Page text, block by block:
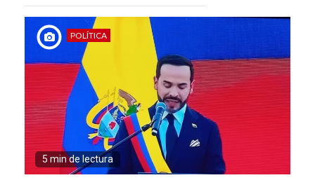
POLÍTICA
5 min de lectura